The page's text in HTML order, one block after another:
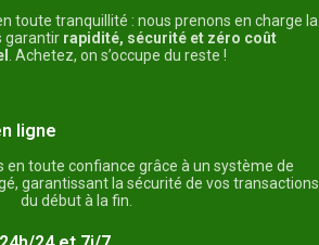
toute tranquillité : nous prenons en charge la
garantir rapidité, sécurité et zéro coût
. Achetez, on s’occupe du reste !
ligne
en toute confiance grâce à un système de
garantissant la sécurité de vos transactions
du début à la fin.